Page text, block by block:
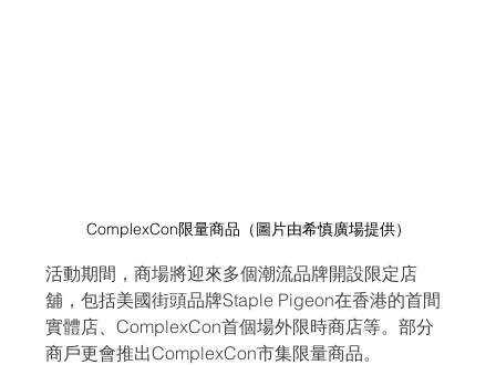
ComplexCon限量商品（圖片由希慎廣場提供）
活動期間，商場將迎來多個潮流品牌開設限定店
舖，包括美國街頭品牌Staple Pigeon在香港的首間
實體店、ComplexCon首個場外限時商店等。部分
商戶更會推出ComplexCon市集限量商品。